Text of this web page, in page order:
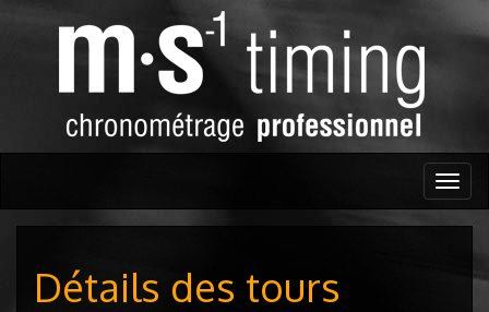
Détails des tours